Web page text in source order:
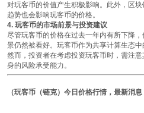
对玩客币的价值产生积极影响。此外，区
趋势也会影响玩客币的价格。
4. 玩客币的市场前景与投资建议
尽管玩客币的价格在过去一年内有所下降
景仍然被看好。玩客币作为共享计算生态中
然而，投资者在考虑投资玩客币时，需注
身的风险承受能力。
（玩客币（链克）今日价格行情，最新消息